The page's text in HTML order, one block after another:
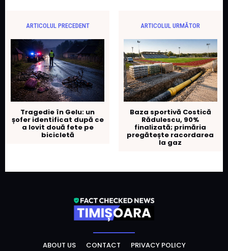
ARTICOLUL PRECEDENT
Tragedie în Gelu: un
șofer identificat după ce
a lovit două fete pe
bicicletă
ARTICOLUL URMĂTOR
Baza sportivă Costică
Rădulescu, 90%
finalizată; primăria
pregătește racordarea
la gaz
ABOUT US CONTACT PRIVACY POLICY